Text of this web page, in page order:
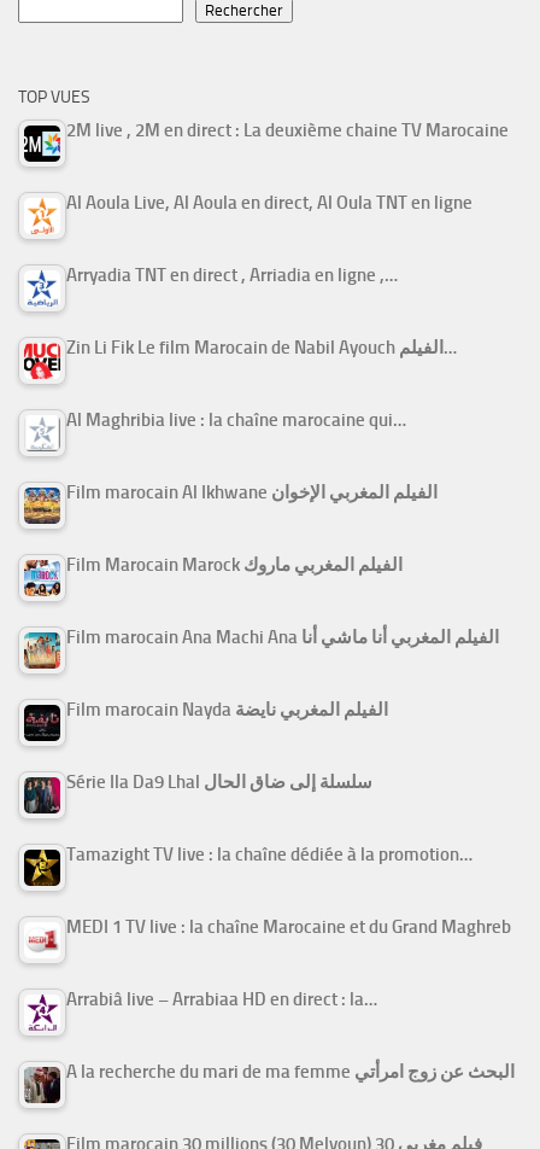
Rechercher
TOP VUES
2M live , 2M en direct : La deuxième chaine TV Marocaine
Al Aoula Live, Al Aoula en direct, Al Oula TNT en ligne
Arryadia TNT en direct , Arriadia en ligne ,…
Zin Li Fik Le film Marocain de Nabil Ayouch الفيلم…
Al Maghribia live : la chaîne marocaine qui…
Film marocain Al Ikhwane الفيلم المغربي الإخوان
Film Marocain Marock الفيلم المغربي ماروك
Film marocain Ana Machi Ana الفيلم المغربي أنا ماشي أنا
Film marocain Nayda الفيلم المغربي نايضة
Série Ila Da9 Lhal سلسلة إلى ضاق الحال
Tamazight TV live : la chaîne dédiée à la promotion…
MEDI 1 TV live : la chaîne Marocaine et du Grand Maghreb
Arrabiâ live – Arrabiaa HD en direct : la…
A la recherche du mari de ma femme البحث عن زوج امرأتي
Film marocain 30 millions (30 Melyoun) فيلم مغربي 30